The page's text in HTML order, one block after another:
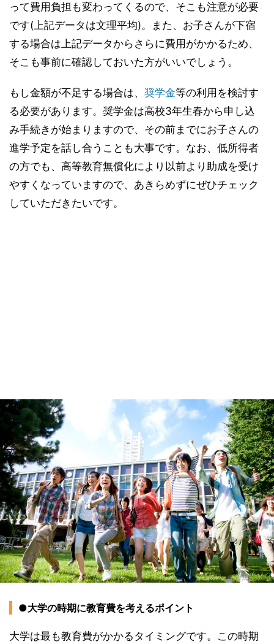
って費用負担も変わってくるので、そこも注意が必要
です(上記データは文理平均)。また、お子さんが下宿
する場合は上記データからさらに費用がかかるため、
そこも事前に確認しておいた方がいいでしょう。
もし金額が不足する場合は、 奨学金等の利用を検討す
る必要があります。奨学金は高校3年生春から申し込
み手続きが始まりますので、その前までにお子さんの
進学予定を話し合うことも大事です。なお、低所得者
の方でも、高等教育無償化により以前より助成を受け
やすくなっていますので、あきらめずにぜひチェック
していただきたいです。
●大学の時期に教育費を考えるポイント
大学は最も教育費がかかるタイミングです。この時期